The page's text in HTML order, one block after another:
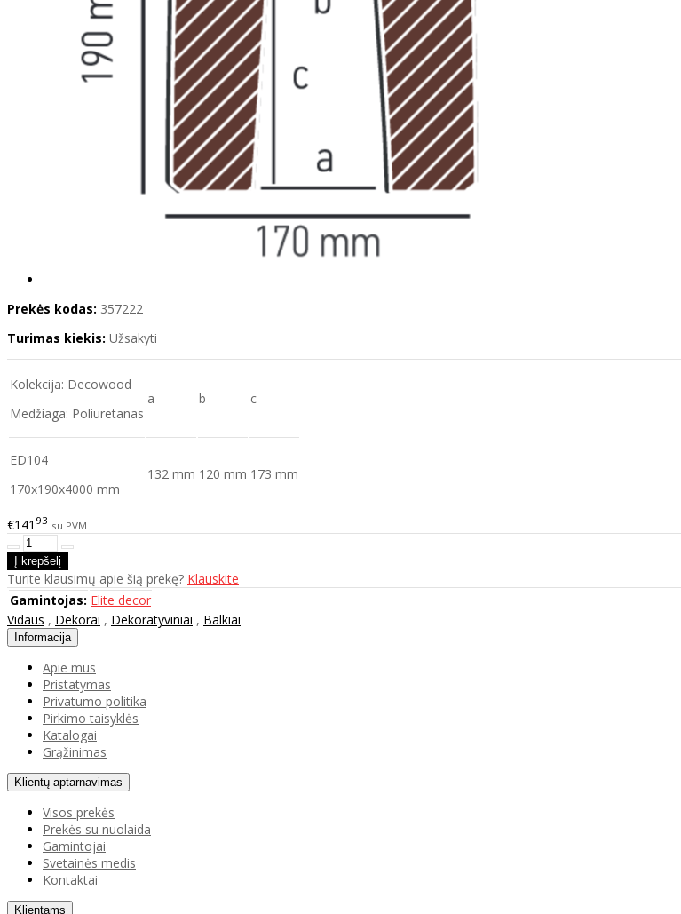
Prekės kodas: 357222
Turimas kiekis: Užsakyti
Kolekcija: Decowood
Medžiaga: Poliuretanas
a b c
ED104
170x190x4000 mm
132 mm 120 mm 173 mm
€141 93 su PVM
Turite klausimų apie šią prekę? Klauskite
Gamintojas: Elite decor
Vidaus , Dekorai , Dekoratyviniai , Balkiai
Informacija
Apie mus
Pristatymas
Privatumo politika
Pirkimo taisyklės
Katalogai
Grąžinimas
Klientų aptarnavimas
Visos prekės
Prekės su nuolaida
Gamintojai
Svetainės medis
Kontaktai
Klientams